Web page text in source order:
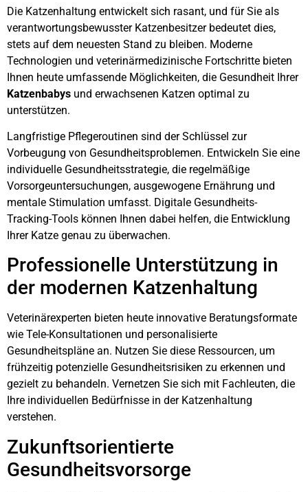
Die Katzenhaltung entwickelt sich rasant, und für Sie als
verantwortungsbewusster Katzenbesitzer bedeutet dies,
stets auf dem neuesten Stand zu bleiben. Moderne
Technologien und veterinärmedizinische Fortschritte bieten
Ihnen heute umfassende Möglichkeiten, die Gesundheit Ihrer
Katzenbabys und erwachsenen Katzen optimal zu
unterstützen.
Langfristige Pflegeroutinen sind der Schlüssel zur
Vorbeugung von Gesundheitsproblemen. Entwickeln Sie eine
individuelle Gesundheitsstrategie, die regelmäßige
Vorsorgeuntersuchungen, ausgewogene Ernährung und
mentale Stimulation umfasst. Digitale Gesundheits-
Tracking-Tools können Ihnen dabei helfen, die Entwicklung
Ihrer Katze genau zu überwachen.
Professionelle Unterstützung in
der modernen Katzenhaltung
Veterinärexperten bieten heute innovative Beratungsformate
wie Tele-Konsultationen und personalisierte
Gesundheitspläne an. Nutzen Sie diese Ressourcen, um
frühzeitig potenzielle Gesundheitsrisiken zu erkennen und
gezielt zu behandeln. Vernetzen Sie sich mit Fachleuten, die
Ihre individuellen Bedürfnisse in der Katzenhaltung
verstehen.
Zukunftsorientierte
Gesundheitsvorsorge